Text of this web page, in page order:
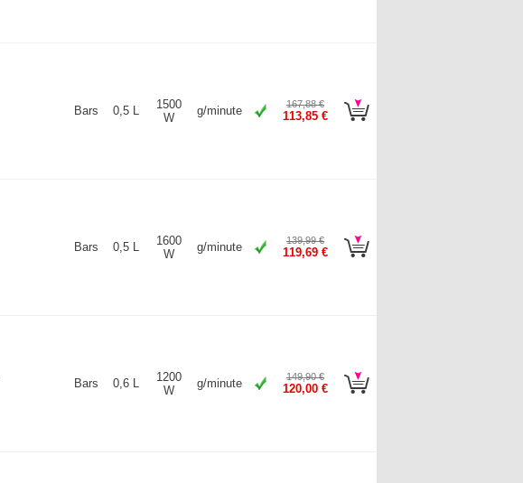
Bars 0,5 L
1500
W
g/minute 167,88 €
113,85 €
Bars 0,5 L
1600
W
g/minute 139,99 €
119,69 €
Bars 0,6 L
1200
W
g/minute 149,90 €
120,00 €